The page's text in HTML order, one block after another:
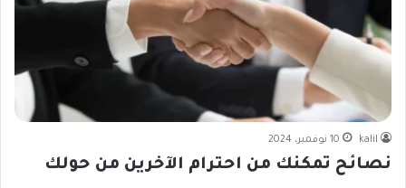
kalil 10 نوفمبر، 2024
نصائح تمكنك من احترام الآخرين من حولك